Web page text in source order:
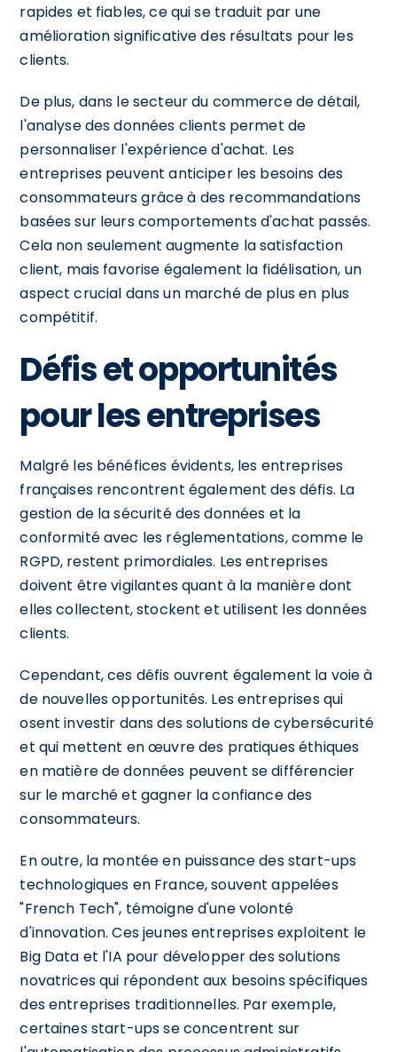
rapides et fiables, ce qui se traduit par une
amélioration significative des résultats pour les
clients.
De plus, dans le secteur du commerce de détail,
l'analyse des données clients permet de
personnaliser l'expérience d'achat. Les
entreprises peuvent anticiper les besoins des
consommateurs grâce à des recommandations
basées sur leurs comportements d'achat passés.
Cela non seulement augmente la satisfaction
client, mais favorise également la fidélisation, un
aspect crucial dans un marché de plus en plus
compétitif.
Défis et opportunités
pour les entreprises
Malgré les bénéfices évidents, les entreprises
françaises rencontrent également des défis. La
gestion de la sécurité des données et la
conformité avec les réglementations, comme le
RGPD, restent primordiales. Les entreprises
doivent être vigilantes quant à la manière dont
elles collectent, stockent et utilisent les données
clients.
Cependant, ces défis ouvrent également la voie à
de nouvelles opportunités. Les entreprises qui
osent investir dans des solutions de cybersécurité
et qui mettent en œuvre des pratiques éthiques
en matière de données peuvent se différencier
sur le marché et gagner la confiance des
consommateurs.
En outre, la montée en puissance des start-ups
technologiques en France, souvent appelées
"French Tech", témoigne d'une volonté
d'innovation. Ces jeunes entreprises exploitent le
Big Data et l'IA pour développer des solutions
novatrices qui répondent aux besoins spécifiques
des entreprises traditionnelles. Par exemple,
certaines start-ups se concentrent sur